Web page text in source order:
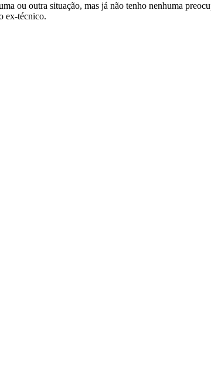
ou outra situação, mas já não tenho nenhuma
ex-técnico.